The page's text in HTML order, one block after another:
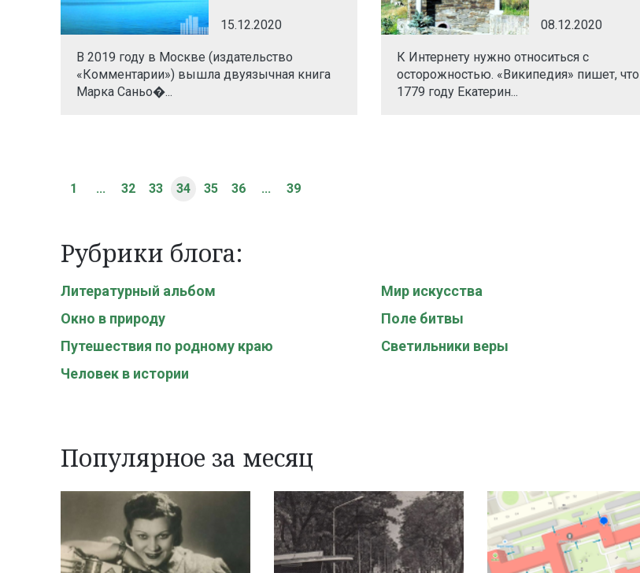
15.12.2020
В 2019 году в Москве (издательство
«Комментарии») вышла двуязычная книга
Марка Саньо�...
08.12.2020
К Интернету нужно относиться с
осторожностью. «Википедия» пишет,
1779 году Екатерин...
1 ... 32 33 34 35 36 ... 39
Рубрики блога:
Литературный альбом
Мир искусства
Окно в природу
Поле битвы
Путешествия по родному краю
Светильники веры
Человек в истории
Популярное за месяц